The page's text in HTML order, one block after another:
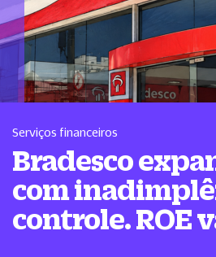
Serviços financeiros
Bradesco
com
controle. ROE